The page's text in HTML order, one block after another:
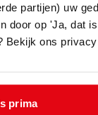
partijen) uw
door op 'Ja, dat
Bekijk ons
prima